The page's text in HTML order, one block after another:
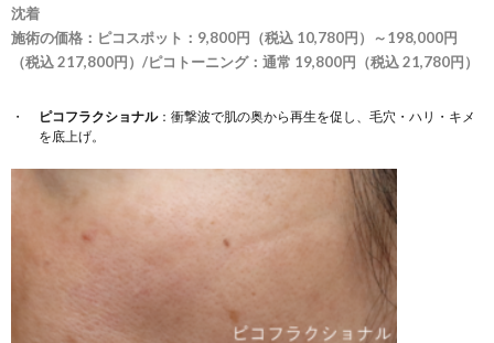
沈着
施術の価格：ピコスポット：9,800円（税込 10,780円）～198,000円
（税込 217,800円）/ピコトーニング：通常 19,800円（税込 21,780円）
ピコフラクショナル：衝撃波で肌の奥から再生を促し、毛穴・ハリ・キメ
を底上げ。